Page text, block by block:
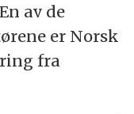
av de
er Norsk
fra